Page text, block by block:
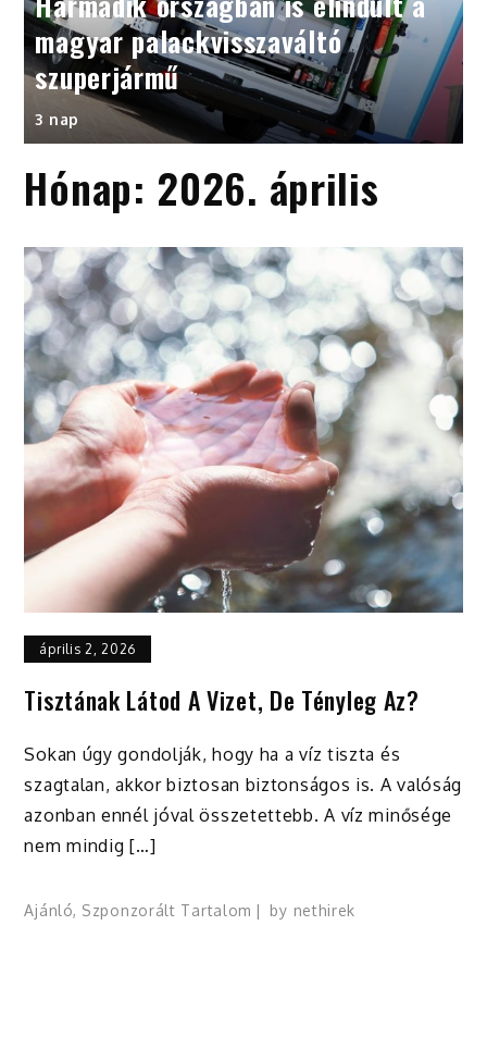
magyar palackvisszaváltó
szuperjármű
3 nap
Hónap: 2026. április
április 2, 2026
Tisztának Látod A Vizet, De Tényleg Az?
Sokan úgy gondolják, hogy ha a víz tiszta és
szagtalan, akkor biztosan biztonságos is. A valóság
azonban ennél jóval összetettebb. A víz minősége
nem mindig […]
Ajánló, Szponzorált Tartalom by nethirek